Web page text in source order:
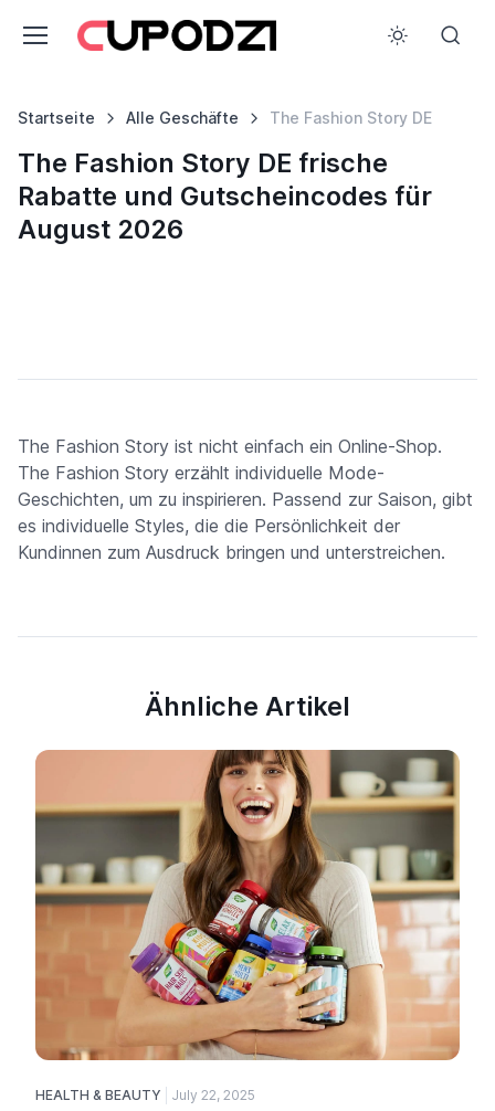
Startseite Alle Geschäfte The Fashion Story DE
The Fashion Story DE frische
Rabatte und Gutscheincodes für
August 2026
The Fashion Story ist nicht einfach ein Online-Shop.
The Fashion Story erzählt individuelle Mode-
Geschichten, um zu inspirieren. Passend zur Saison, gibt
es individuelle Styles, die die Persönlichkeit der
Kundinnen zum Ausdruck bringen und unterstreichen.
Ähnliche Artikel
HEALTH & BEAUTY July 22, 2025